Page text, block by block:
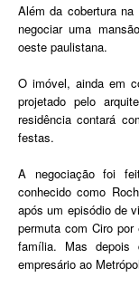
Além da cobertura
negociar uma
oeste paulistana.
O imóvel, ainda em
projetado pelo
residência contará
festas.
A negociação foi
conhecido como
após um episódio de
permuta com Ciro
família. Mas depois
empresário ao